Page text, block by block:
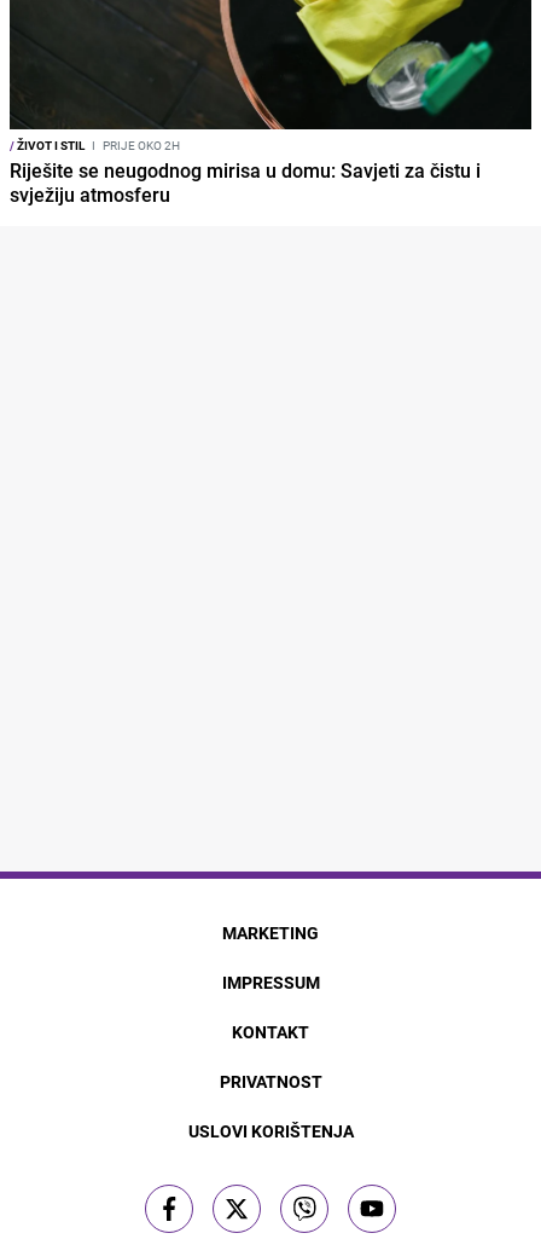
/ŽIVOT I STIL I PRIJE OKO 2H
Riješite se neugodnog mirisa u domu: Savjeti za čistu i
svježiju atmosferu
MARKETING
IMPRESSUM
KONTAKT
PRIVATNOST
USLOVI KORIŠTENJA